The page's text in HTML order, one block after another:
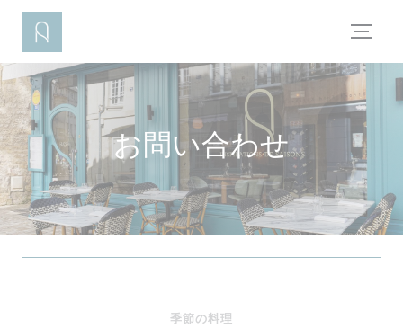
クッキー利用の管理について
お問い合わせ
季節の料理